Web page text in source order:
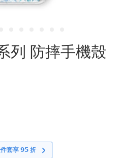
列 防摔手機殼
套享 𝟵𝟱 折